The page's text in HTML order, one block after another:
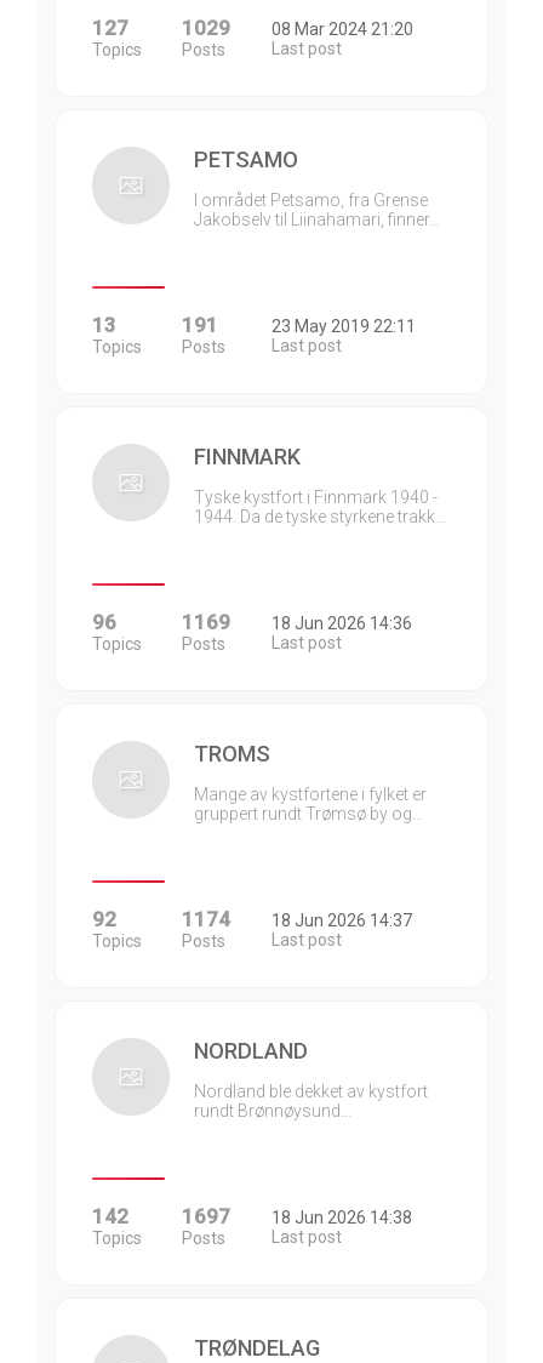
127
Topics
1029
Posts
08 Mar 2024 21:20
Last post
PETSAMO
I området Petsamo, fra Grense
Jakobselv til Liinahamari, finner…
13
Topics
191
Posts
23 May 2019 22:11
Last post
FINNMARK
Tyske kystfort i Finnmark 1940 -
1944. Da de tyske styrkene trakk…
96
Topics
1169
Posts
18 Jun 2026 14:36
Last post
TROMS
Mange av kystfortene i fylket er
gruppert rundt Trømsø by og…
92
Topics
1174
Posts
18 Jun 2026 14:37
Last post
NORDLAND
Nordland ble dekket av kystfort
rundt Brønnøysund…
142
Topics
1697
Posts
18 Jun 2026 14:38
Last post
TRØNDELAG